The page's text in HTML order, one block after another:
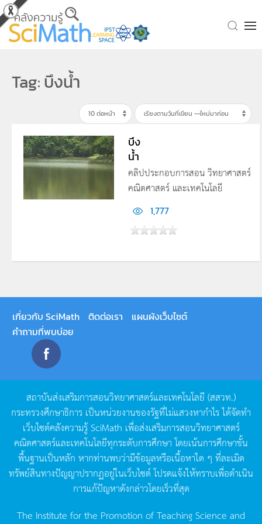
Skip to main content
Tag: บึงน้ำ
บึง
น้ำ
คลิปประกอบการสอน วิทยาศาสตร์
คณิตศาสตร์ และเทคโนโลยี
1,777
เกี่ยวกับ SciMath ติดต่อเรา
แผนผังเว็บไซต์
คำถามที่พบบ่อย
สถาบันส่งเสริมการสอนวิทยาศาสตร์และเทคโนโลยี (สสวท.)
กระทรวงศึกษาธิการ เป็นหน่วยงานของรัฐที่ไม่แสวงหากำไรได้จัดทำ
เว็บไซต์คลังความรู้SciMath เพื่อส่งเสริมการสอนวิทยาศาสตร์
คณิตศาสตร์และเทคโนโลยีทุกระดับการศึกษา โดยเน้นการศึกษาขั้น
พื้นฐานเป็นหลัก หากท่านพบว่ามีข้อมูลหรือเนื้อหาใด ๆ ที่ละเมิด
ทรัพย์สินทางปัญญาปรากฏอยู่ในเว็บไซต์โปรดแจ้งให้ทราบเพื่อดำเนิน
การแก้ปัญหาดังกล่าวโดยเร็วที่สุด
The Institute for the Promotion of Teaching Science and